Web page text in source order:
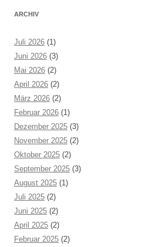
ARCHIV
Juli 2026 (1)
Juni 2026 (3)
Mai 2026 (2)
April 2026 (2)
März 2026 (2)
Februar 2026 (1)
Dezember 2025 (3)
November 2025 (2)
Oktober 2025 (2)
September 2025 (3)
August 2025 (1)
Juli 2025 (2)
Juni 2025 (2)
April 2025 (2)
Februar 2025 (2)